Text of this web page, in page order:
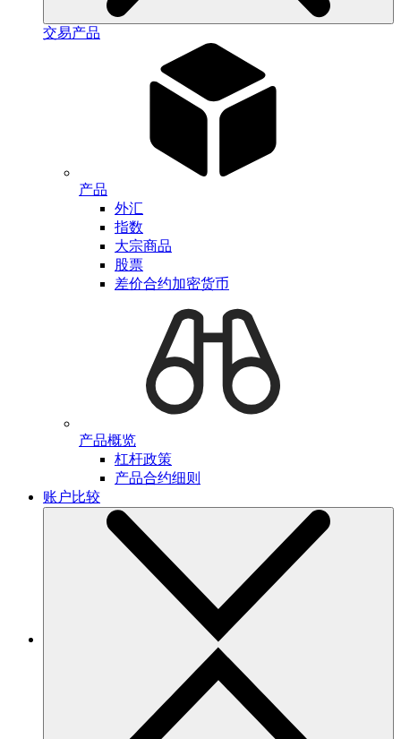
交易产品
产品
外汇
指数
大宗商品
股票
差价合约加密货币
产品概览
杠杆政策
产品合约细则
账户比较